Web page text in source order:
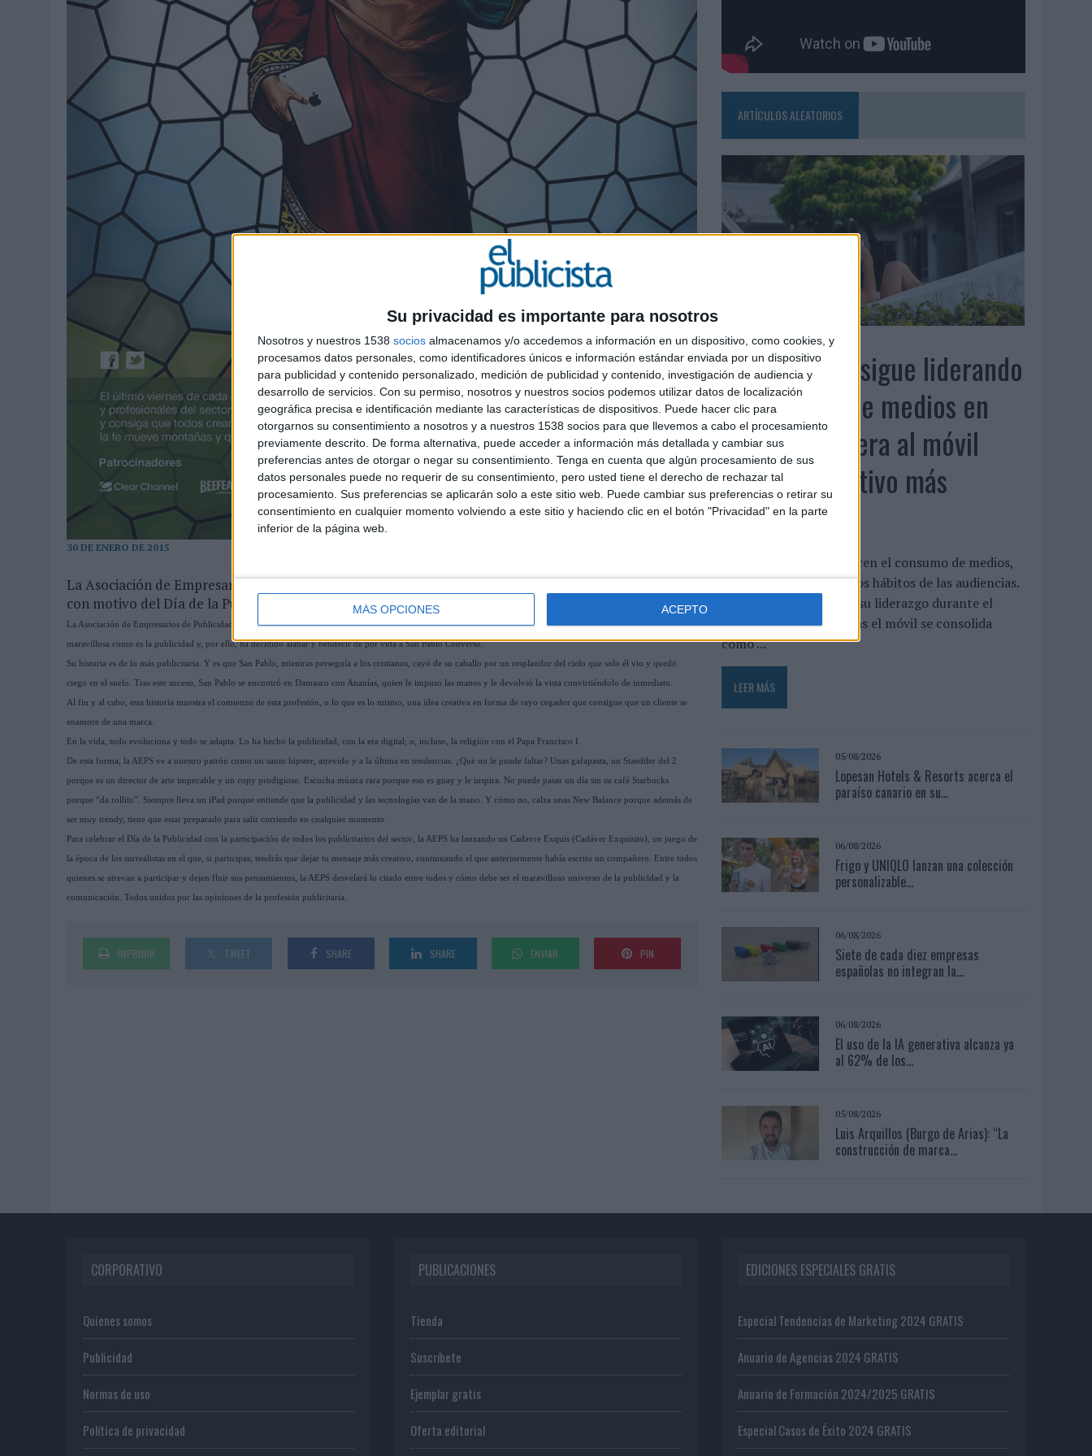
Su privacidad es importante para nosotros
Nosotros y nuestros 1538 socios almacenamos y/o accedemos a información en un dispositivo, como cookies, y
procesamos datos personales, como identificadores únicos e información estándar enviada por un dispositivo
para publicidad y contenido personalizado, medición de publicidad y contenido, investigación de audiencia y
desarrollo de servicios. Con su permiso, nosotros y nuestros socios podemos utilizar datos de localización
geográfica precisa e identificación mediante las características de dispositivos. Puede hacer clic para
otorgarnos su consentimiento a nosotros y a nuestros 1538 socios para que llevemos a cabo el procesamiento
previamente descrito. De forma alternativa, puede acceder a información más detallada y cambiar sus
preferencias antes de otorgar o negar su consentimiento. Tenga en cuenta que algún procesamiento de sus
datos personales puede no requerir de su consentimiento, pero usted tiene el derecho de rechazar tal
procesamiento. Sus preferencias se aplicarán solo a este sitio web. Puede cambiar sus preferencias o retirar su
consentimiento en cualquier momento volviendo a este sitio y haciendo clic en el botón "Privacidad" en la parte
inferior de la página web.
MÁS OPCIONES ACEPTO
03/08/2026
MOVISTAR APELA A LA ILUSIÓN DE LAS AFICIONES PARA EL REGRESO DEL FÚTBOL
06/08/2026
‘LA VUELTA’, DE FENOMENAL PARA MÁLAGA CF
30 DE ENERO DE 2015
La Asociación de Empresarios de la Publicidad de Sevilla AEPS presenta la campaña que lanza hoy
con motivo del Día de la Publicidad
La Asociación de Empresarios de Publicidad de Sevilla (AEPS) considera que San Publicito no es un nombre que haga justicia al patrón de una profesión tan
maravillosa como es la publicidad y, por ello, ha decidido alabar y bendecir de por vida a San Pablo Converso.
Su historia es de lo más publicitaria. Y es que San Pablo, mientras perseguía a los cristianos, cayó de su caballo por un resplandor del cielo que solo él vio y quedó
ciego en el suelo. Tras este suceso, San Pablo se encontró en Damasco con Ananías, quien le impuso las manos y le devolvió la vista convirtiéndolo de inmediato.
Al fin y al cabo, esta historia muestra el comienzo de esta profesión, o lo que es lo mismo, una idea creativa en forma de rayo cegador que consigue que un cliente se
enamore de una marca.
En la vida, todo evoluciona y todo se adapta. Lo ha hecho la publicidad, con la era digital; o, incluso, la religión con el Papa Francisco I.
De esta forma, la AEPS ve a nuestro patrón como un santo hipster, atrevido y a la última en tendencias. ¿Qué no le puede faltar? Unas gafapasta, un Staedtler del 2
porque es un director de arte impecable y un copy prodigioso. Escucha música rara porque eso es guay y le inspira. No puede pasar un día sin su café Starbucks
porque “da rollito”. Siempre lleva un iPad porque entiende que la publicidad y las tecnologías van de la mano. Y cómo no, calza unas New Balance porque además de
ser muy trendy, tiene que estar preparado para salir corriendo en cualquier momento.
Para celebrar el Día de la Publicidad con la participación de todos los publicitarios del sector, la AEPS ha lanzando un Cadavre Exquis (Cadáver Exquisito), un juego de
la época de los surrealistas en el que, si participas, tendrás que dejar tu mensaje más creativo, continuando el que anteriormente había escrito un compañero. Entre todos
quienes se atrevan a participar y dejen fluir sus pensamientos, la AEPS desvelará lo citado entre todos y cómo debe ser el maravilloso universo de la publicidad y la
comunicación. Todos unidos por las opiniones de la profesión publicitaria.
IMPRIMIR TWEET SHARE SHARE ENVIAR PIN
ARTÍCULOS ALEATORIOS
06/08/2026
La televisión sigue liderando
el consumo de medios en
verano y supera al móvil
como dispositivo más
utilizado
Las vacaciones no reducen el consumo de medios,
sino que transforman los hábitos de las audiencias.
La televisión mantiene su liderazgo durante el
periodo estival, mientras el móvil se consolida
como ...
LEER MÁS
05/08/2026
Lopesan Hotels & Resorts acerca el
paraíso canario en su...
06/08/2026
Frigo y UNIQLO lanzan una colección
personalizable...
06/08/2026
Siete de cada diez empresas
españolas no integran la...
06/08/2026
El uso de la IA generativa alcanza ya
al 62% de los...
05/08/2026
Luis Arquillos (Burgo de Arias): “La
construcción de marca...
CORPORATIVO
Quienes somos
Publicidad
Normas de uso
Política de privacidad
PUBLICACIONES
Tienda
Suscríbete
Ejemplar gratis
Oferta editorial
EDICIONES ESPECIALES GRATIS
Especial Tendencias de Marketing 2024 GRATIS
Anuario de Agencias 2024 GRATIS
Anuario de Formación 2024/2025 GRATIS
Especial Casos de Éxito 2024 GRATIS